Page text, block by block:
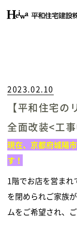
施工実績
物件情報
会社情報
SDGsの取り組み
2023.02.10
【平和住宅
全面改装<工
現在、京都府城陽
す！
1階でお店を営ま
を閉められご家族
ムをご希望され、